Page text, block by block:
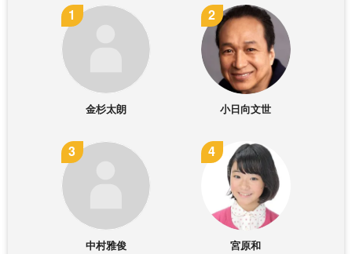
金杉太朗 小日向文世
中村雅俊 宮原和